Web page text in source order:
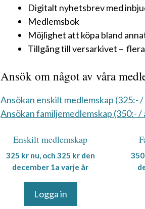
Digitalt nyhetsbrev med
Medlemsbok
Möjlighet att köpa bland
Tillgång till versarkivet –
Ansök om något av våra
Ansökan enskilt medlemskap (325:- /
Ansökan familjemedlemskap (350:- /
Enskilt medlemskap
325 kr nu, och 325 kr den
december 1a varje år
Logga in
350